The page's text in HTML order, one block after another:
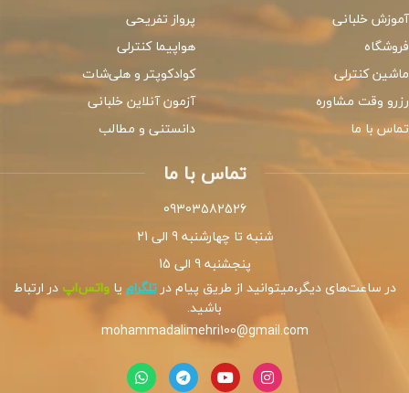
آموزش خلبانی
فروشگاه
ماشین کنترلی
رزرو وقت مشاوره
تماس با ما
پرواز تفریحی
هواپیما کنترلی
کوادکوپتر و هلی‌شات
آزمون آنلاین خلبانی
دانستنی و مطالب
تماس با ما
09303582526
شنبه تا چهارشنبه 9 الی 21
پنجشنبه 9 الی 15
در ساعت‌های دیگر،میتوانید از طریق پیام درتلگرام یاواتس‌اپدر ارتباط
باشید.
mohammadalimehri100@gmail.com